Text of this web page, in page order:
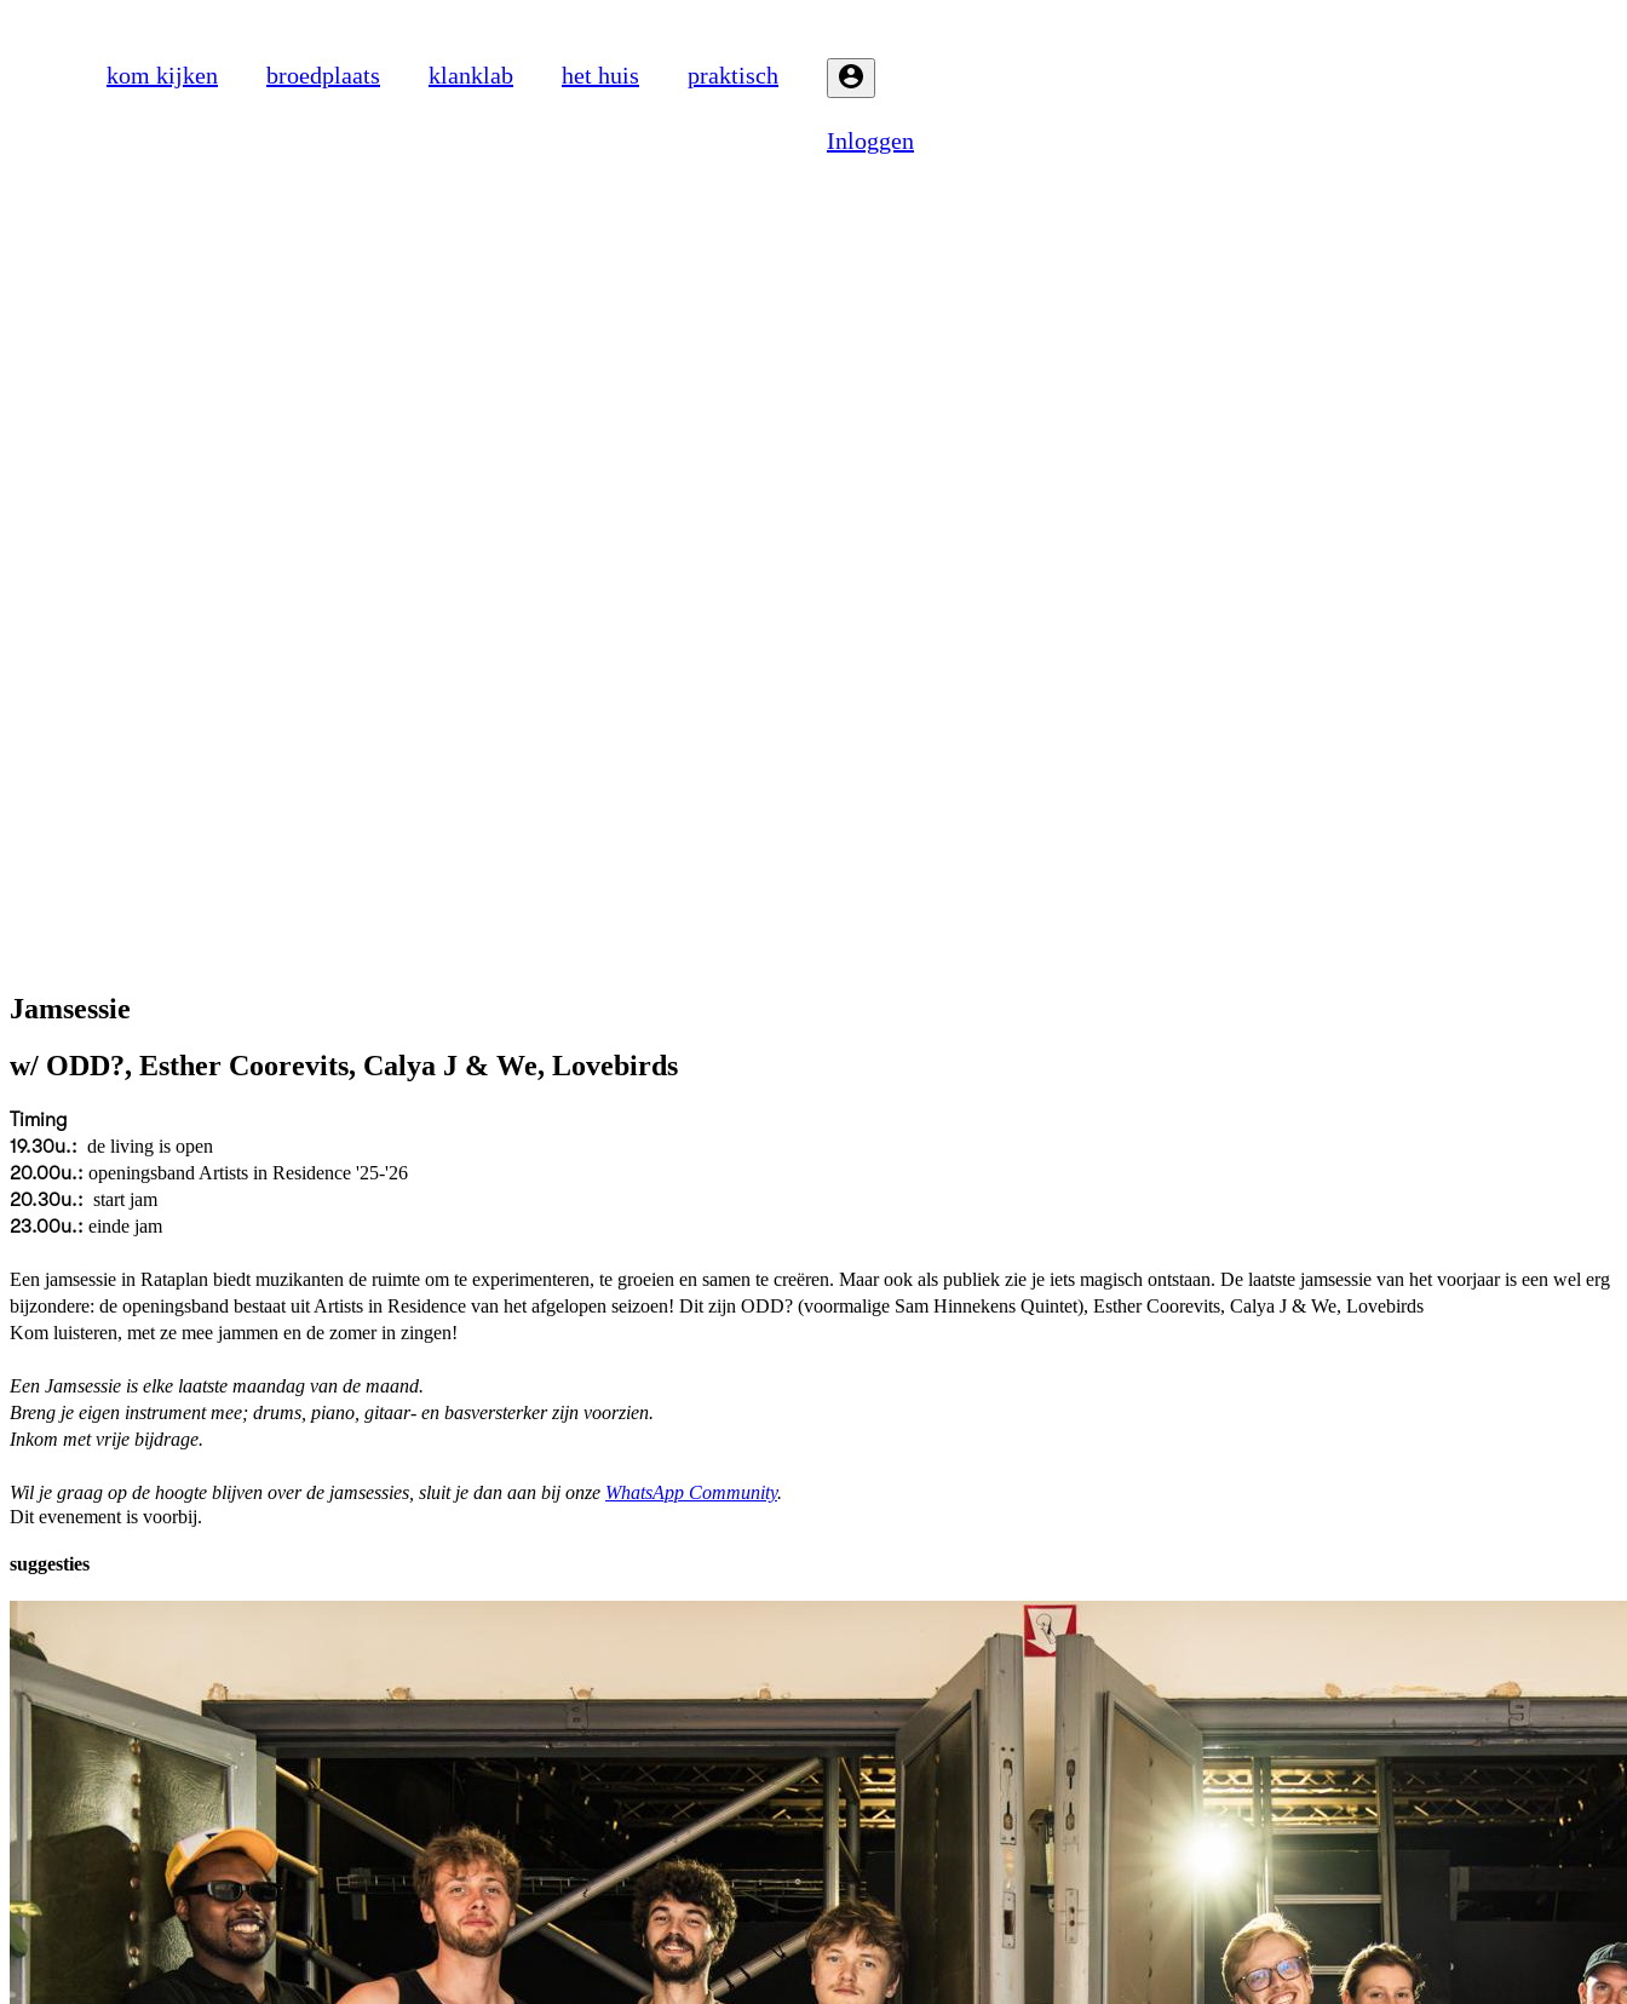
kom kijken broedplaats klanklab het huis praktisch
Inloggen
Jamsessie
w/ ODD?, Esther Coorevits, Calya J & We, Lovebirds
Timing
19.30u.: de living is open
20.00u.: openingsband Artists in Residence '25-'26
20.30u.: start jam
23.00u.: einde jam
Een jamsessie in Rataplan biedt muzikanten de ruimte om te experimenteren, te groeien en samen te creëren. Maar ook als publiek zie je iets magisch ontstaan. De laatste jamsessie van het voorjaar is een wel erg
bijzondere: de openingsband bestaat uit Artists in Residence van het afgelopen seizoen! Dit zijn ODD? (voormalige Sam Hinnekens Quintet), Esther Coorevits, Calya J & We, Lovebirds
Kom luisteren, met ze mee jammen en de zomer in zingen!
Een Jamsessie is elke laatste maandag van de maand.
Breng je eigen instrument mee; drums, piano, gitaar- en basversterker zijn voorzien.
Inkom met vrije bijdrage.
Wil je graag op de hoogte blijven over de jamsessies, sluit je dan aan bij onze WhatsApp Community.
Dit evenement is voorbij.
suggesties